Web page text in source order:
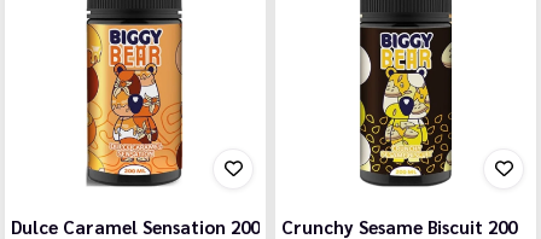
Dulce Caramel Sensation 200
Crunchy Sesame Biscuit 200